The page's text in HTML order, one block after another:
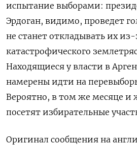
испытание выборами:
Эрдоган, видимо, проведет
не станет откладывать их из-
катастрофического
Находящиеся у власти в
намерены идти на
Вероятно, в том же месяце и
посетят избирательные
Оригинал сообщения на